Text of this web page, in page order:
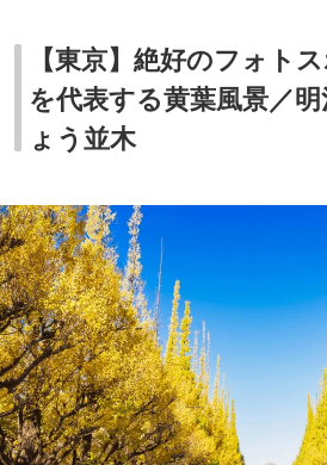
【東京】絶好のフォト
を代表する黄葉風景／
ょう並木